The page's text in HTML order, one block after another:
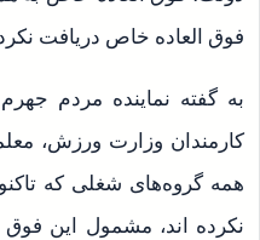
فوق العاده خاص دریافت
به گفته نماینده مردم
کارمندان وزارت ورزش،
همه گروه‌های شغلی که
نکرده اند، مشمول این